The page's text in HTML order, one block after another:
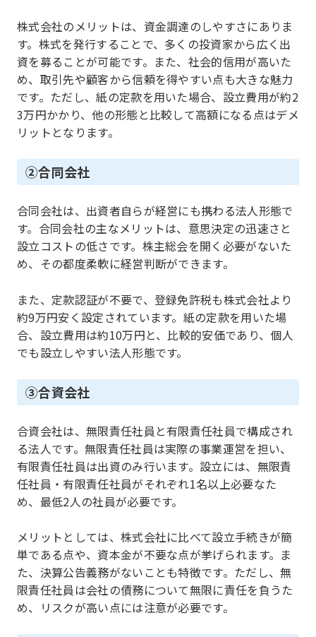
株式会社のメリットは、資金調達のしやすさにありま
す。株式を発行することで、多くの投資家から広く出
資を募ることが可能です。また、社会的信用が高いた
め、取引先や顧客から信頼を得やすい点も大きな魅力
です。ただし、紙の定款を用いた場合、設立費用が約2
3万円かかり、他の形態と比較して高額になる点はデメ
リットとなります。
②合同会社
合同会社は、出資者自らが経営にも携わる法人形態で
す。合同会社の主なメリットは、意思決定の迅速さと
設立コストの低さです。株主総会を開く必要がないた
め、その都度柔軟に経営判断ができます。
また、定款認証が不要で、登録免許税も株式会社より
約9万円安く設定されています。紙の定款を用いた場
合、設立費用は約10万円と、比較的安価であり、個人
でも設立しやすい法人形態です。
③合資会社
合資会社は、無限責任社員と有限責任社員で構成され
る法人です。無限責任社員は実際の事業運営を担い、
有限責任社員は出資のみ行います。設立には、無限責
任社員・有限責任社員がそれぞれ1名以上必要なた
め、最低2人の社員が必要です。
メリットとしては、株式会社に比べて設立手続きが簡
単である点や、資本金が不要な点が挙げられます。ま
た、決算公告義務がないことも特徴です。ただし、無
限責任社員は会社の債務について無限に責任を負うた
め、リスクが高い点には注意が必要です。